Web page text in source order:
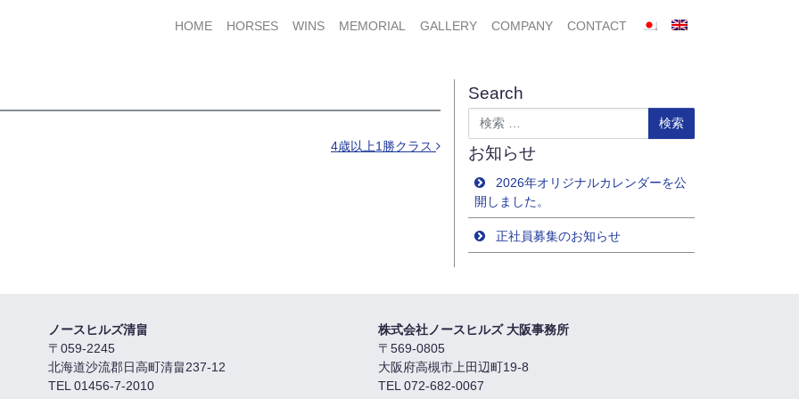
HOME
HORSES WINS MEMORIAL GALLERY COMPANY CONTACT
4歳以上1勝クラス
Search
検索
お知らせ
2026年オリジナルカレンダーを公
開しました。
正社員募集のお知らせ
ノースヒルズ清畠
〒059-2245
北海道沙流郡日高町清畠237-12
TEL 01456-7-2010
株式会社ノースヒルズ 大阪事務所
〒569-0805
大阪府高槻市上田辺町19-8
TEL 072-682-0067